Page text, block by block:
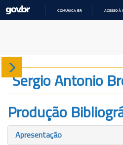
COMUNICA BR ACESSO À
Sobre
Produção
Projetos
Sergio Antonio
Produção
Apresentação